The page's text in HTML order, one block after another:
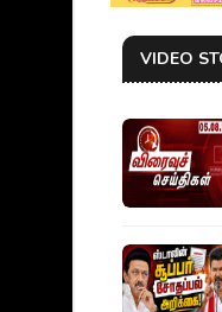
VIDEO